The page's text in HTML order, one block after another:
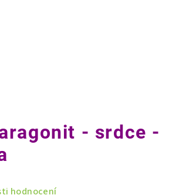
- srdce -
hodnocení